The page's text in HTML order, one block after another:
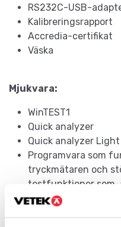
RS232C-USB-
Kalibreringsrapport
Accredia-certifikat
Väska
Mjukvara:
WinTEST1
Quick analyzer
Quick analyzer Light
Programvara som
tryckmätaren och
testfunktioner som,
datalagring,